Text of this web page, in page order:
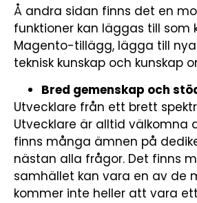
Å andra sidan finns det en
funktioner kan läggas till som
Magento-tillägg, lägga till
teknisk kunskap och kunskap
Bred gemenskap och
Utvecklare från ett brett
Utvecklare är alltid välkomna
finns många ämnen på
nästan alla frågor. Det finns
samhället kan vara en av de
kommer inte heller att vara